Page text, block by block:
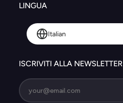
LINGUA
Italian
ISCRIVITI ALLA NEWSLETTER